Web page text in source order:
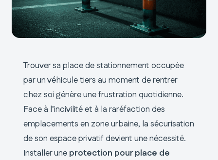
Trouver sa place de stationnement occupée
par un véhicule tiers au moment de rentrer
chez soi génère une frustration quotidienne.
Face à l’incivilité et à la raréfaction des
emplacements en zone urbaine, la sécurisation
de son espace privatif devient une nécessité.
Installer une protection pour place de